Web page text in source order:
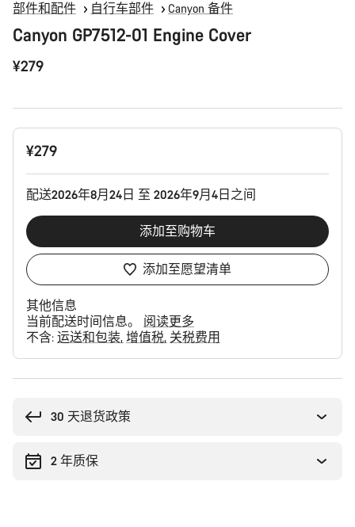
部件和配件 自行车部件 Canyon 备件
Canyon GP7512-01 Engine Cover
¥279
产
¥279
配送2026年8月24日 至 2026年9月4日之间
添加至购物车
添加至愿望清单
其他信息
当前配送时间信息。 阅读更多
不含: 运送和包装 增值税 关税费用
30 天退货政策
2 年质保